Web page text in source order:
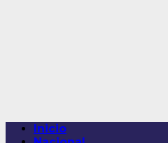
MenúInicio